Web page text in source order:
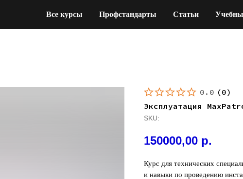
Все курсы Профстандарты Статьи
0.0 (0)
Эксплуатация
SKU:
150000,00 р.
Курс для технических
и навыки по проведению